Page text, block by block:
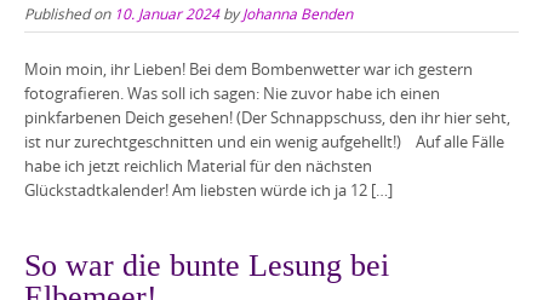
Published on 10. Januar 2024byJohanna Benden
Moin moin, ihr Lieben! Bei dem Bombenwetter war ich gestern
fotografieren. Was soll ich sagen: Nie zuvor habe ich einen
pinkfarbenen Deich gesehen! (Der Schnappschuss, den ihr hier seht,
ist nur zurechtgeschnitten und ein wenig aufgehellt!) Auf alle Fälle
habe ich jetzt reichlich Material für den nächsten
Glückstadtkalender! Am liebsten würde ich ja 12 […]
So war die bunte Lesung bei